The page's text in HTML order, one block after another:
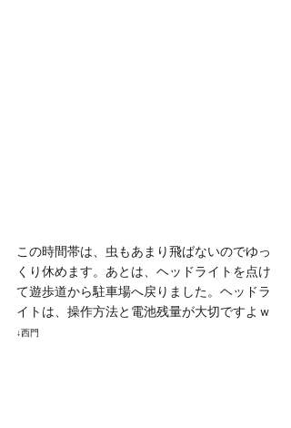
この時間帯は、虫もあまり飛ばないのでゆっ
くり休めます。あとは、ヘッドライトを点け
て遊歩道から駐車場へ戻りました。ヘッドラ
イトは、操作方法と電池残量が大切ですよｗ
↓西門